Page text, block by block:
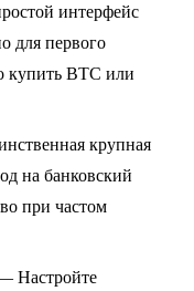
интерфейс
для первого
купить BTC или
крупная
на банковский
при частом
Настройте